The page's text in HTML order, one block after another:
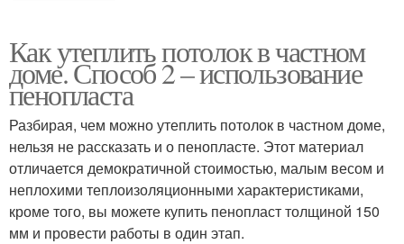
Как утеплить потолок в частном
доме. Способ 2 – использование
пенопласта
Разбирая, чем можно утеплить потолок в частном доме,
нельзя не рассказать и о пенопласте. Этот материал
отличается демократичной стоимостью, малым весом и
неплохими теплоизоляционными характеристиками,
кроме того, вы можете купить пенопласт толщиной 150
мм и провести работы в один этап.